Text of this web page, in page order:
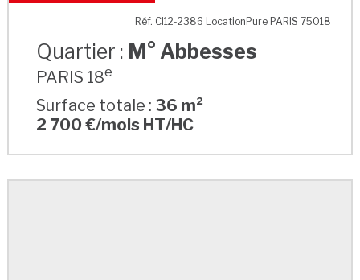
M° Abbesses
Réf. CI12-2386 LocationPure PARIS 75018
Quartier : M° Abbesses
PARIS 18e
Surface totale : 36 m²
2 700 €/mois HT/HC